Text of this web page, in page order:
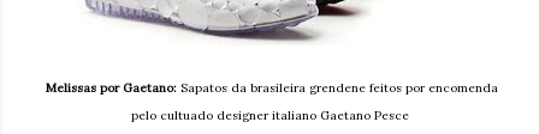
Melissas por Gaetano:Sapatos da brasileira grendene feitos por encomenda
pelo cultuado designer italiano Gaetano Pesce